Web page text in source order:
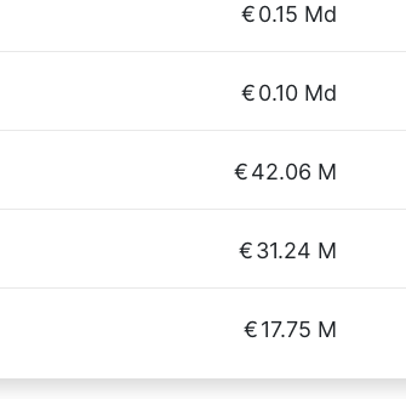
€0.15 Md
€0.10 Md
€42.06 M
€31.24 M
€17.75 M